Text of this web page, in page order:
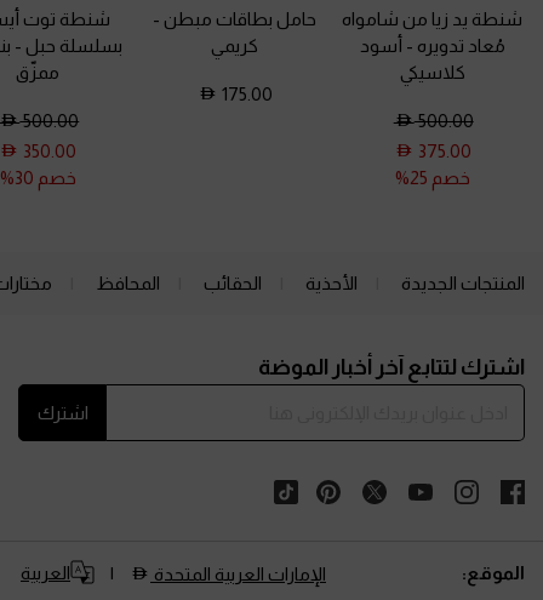
شنطة يد زيا من شامواه
مُعاد تدويره - أسود
كلاسيكي
500.00
375.00
خصم 25%
حامل بطاقات مبطن -
كريمي
175.00
شنطة توت
بسلسلة حبل -
ممزّق
500.00
350.00
خصم 30%
المنتجات الجديدة الأحذية الحقائب المحافظ
اشترك لتتابع آخر أخبار الموضة
اشترك
الموقع: الإمارات العربية المتحدة العربية